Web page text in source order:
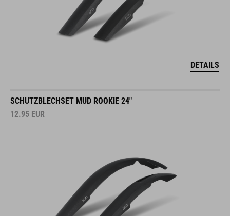
DETAILS
SCHUTZBLECHSET MUD ROOKIE 24"
12.95 EUR